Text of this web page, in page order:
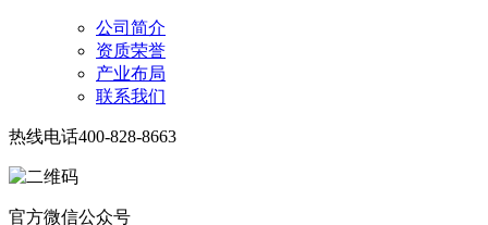
公司简介
资质荣誉
产业布局
联系我们
热线电话400-828-8663
官方微信公众号